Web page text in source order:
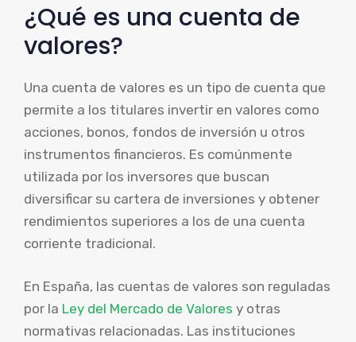
¿Qué es una cuenta de
valores?
Una cuenta de valores es un tipo de cuenta que
permite a los titulares invertir en valores como
acciones, bonos, fondos de inversión u otros
instrumentos financieros. Es comúnmente
utilizada por los inversores que buscan
diversificar su cartera de inversiones y obtener
rendimientos superiores a los de una cuenta
corriente tradicional.
En España, las cuentas de valores son reguladas
por la Ley del Mercado de Valores y otras
normativas relacionadas. Las instituciones